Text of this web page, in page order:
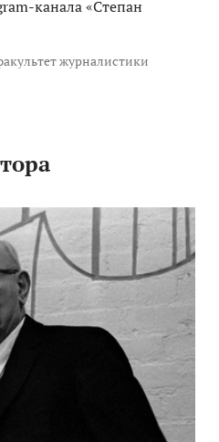
канала «Степан
журналистики